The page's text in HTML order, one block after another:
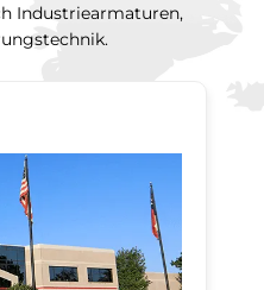
Industriearmaturen,